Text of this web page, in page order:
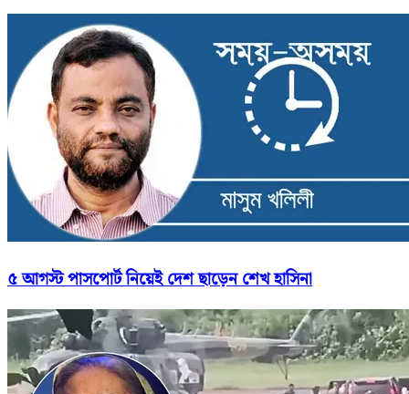
৫ আগস্ট পাসপোর্ট নিয়েই দেশ ছাড়েন শেখ হাসিনা